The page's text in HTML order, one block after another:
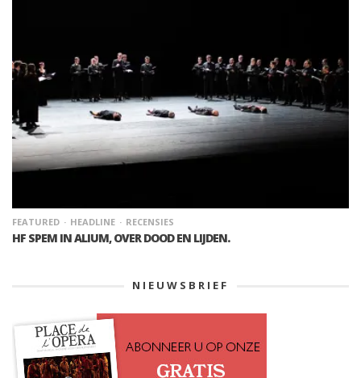
FEATURED HEADLINE RECENSIES
HF SPEM IN ALIUM, OVER DOOD EN LIJDEN.
NIEUWSBRIEF